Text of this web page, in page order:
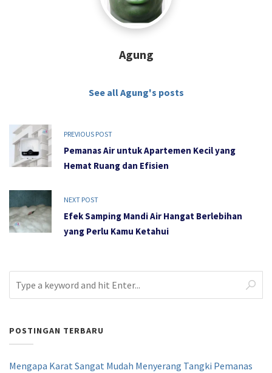
Agung
See all Agung's posts
PREVIOUS POST
Pemanas Air untuk Apartemen Kecil yang
Hemat Ruang dan Efisien
NEXT POST
Efek Samping Mandi Air Hangat Berlebihan
yang Perlu Kamu Ketahui
POSTINGAN TERBARU
Mengapa Karat Sangat Mudah Menyerang Tangki Pemanas